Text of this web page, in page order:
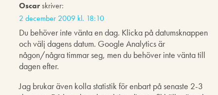
Oscarskriver:
2 december 2009 kl. 18:10
Du behöver inte vänta en dag. Klicka på datumsknappen
och välj dagens datum. Google Analytics är
någon/några timmar seg, men du behöver inte vänta till
dagen efter.
Jag brukar även kolla statistik för enbart på senaste 2-3